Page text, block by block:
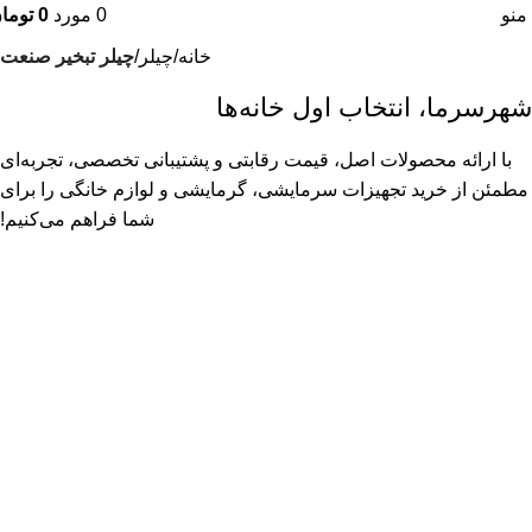
منو 0 مورد 0
خانه چیلر چیلر تبخیر صنعت
شهرسرما، انتخاب اول خانه‌ها
با ارائه محصولات اصل، قیمت رقابتی و پشتیبانی تخصصی، تجربه‌ای
مطمئن از خرید تجهیزات سرمایشی، گرمایشی و لوازم خانگی را برای
شما فراهم می‌کنیم!